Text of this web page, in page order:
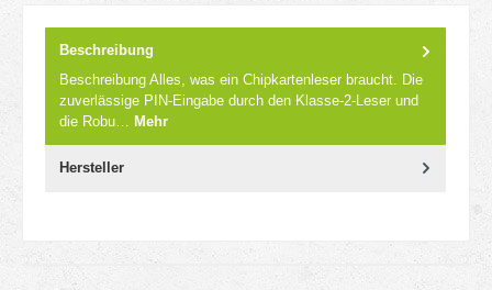
Beschreibung
Beschreibung Alles, was ein Chipkartenleser braucht. Die
zuverlässige PIN-Eingabe durch den Klasse-2-Leser und
die Robu…
Mehr
Hersteller